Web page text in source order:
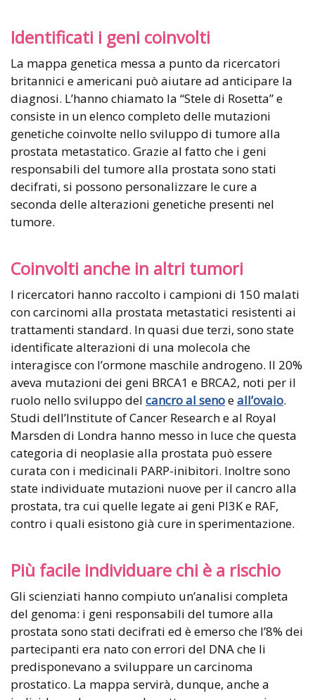
Identificati i geni coinvolti
La mappa genetica messa a punto da ricercatori
britannici e americani può aiutare ad anticipare la
diagnosi. L’hanno chiamato la “Stele di Rosetta” e
consiste in un elenco completo delle mutazioni
genetiche coinvolte nello sviluppo di tumore alla
prostata metastatico. Grazie al fatto che i geni
responsabili del tumore alla prostata sono stati
decifrati, si possono personalizzare le cure a
seconda delle alterazioni genetiche presenti nel
tumore.
Coinvolti anche in altri tumori
I ricercatori hanno raccolto i campioni di 150 malati
con carcinomi alla prostata metastatici resistenti ai
trattamenti standard. In quasi due terzi, sono state
identificate alterazioni di una molecola che
interagisce con l’ormone maschile androgeno. Il 20%
aveva mutazioni dei geni BRCA1 e BRCA2, noti per il
ruolo nello sviluppo del cancro al senoeall’ovaio.
Studi dell’Institute of Cancer Research e al Royal
Marsden di Londra hanno messo in luce che questa
categoria di neoplasie alla prostata può essere
curata con i medicinali PARP-inibitori. Inoltre sono
state individuate mutazioni nuove per il cancro alla
prostata, tra cui quelle legate ai geni PI3K e RAF,
contro i quali esistono già cure in sperimentazione.
Più facile individuare chi è a rischio
Gli scienziati hanno compiuto un’analisi completa
del genoma: i geni responsabili del tumore alla
prostata sono stati decifrati ed è emerso che l’8% dei
partecipanti era nato con errori del DNA che li
predisponevano a sviluppare un carcinoma
prostatico. La mappa servirà, dunque, anche a